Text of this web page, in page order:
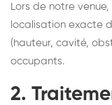
Lors de notre
localisation exacte
(hauteur, cavité,
occupants.
2.